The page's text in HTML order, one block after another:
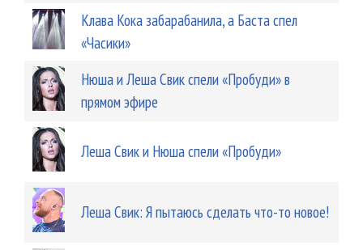
Клава Кока забарабанила, а Баста спел
«Часики»
Нюша и Леша Свик спели «Пробуди» в
прямом эфире
Леша Свик и Нюша спели «Пробуди»
Леша Свик: Я пытаюсь сделать что-то новое!